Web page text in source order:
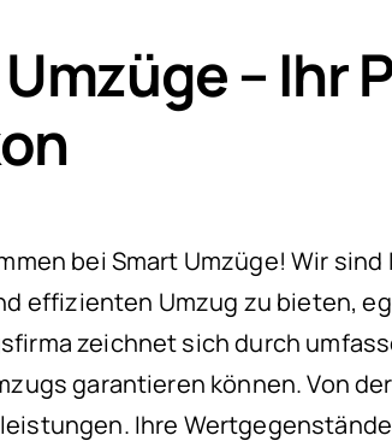
– Ihr
bei Smart Umzüge! Wir
effizienten Umzug zu bieten,
zeichnet sich durch
garantieren können. Von
Ihre